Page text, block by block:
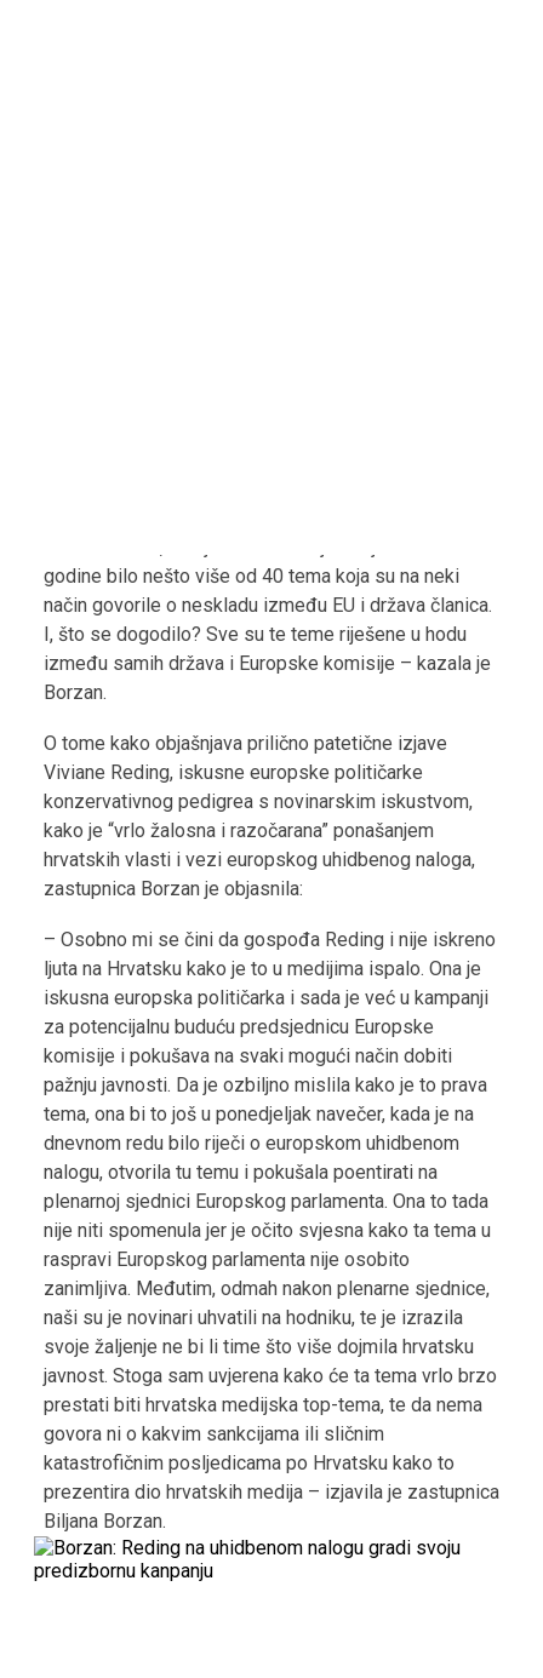
godine bilo nešto više od 40 tema koja su na neki
način govorile o neskladu između EU i država članica.
I, što se dogodilo? Sve su te teme riješene u hodu
između samih država i Europske komisije – kazala je
Borzan.
O tome kako objašnjava prilično patetične izjave
Viviane Reding, iskusne europske političarke
konzervativnog pedigrea s novinarskim iskustvom,
kako je “vrlo žalosna i razočarana” ponašanjem
hrvatskih vlasti i vezi europskog uhidbenog naloga,
zastupnica Borzan je objasnila:
– Osobno mi se čini da gospođa Reding i nije iskreno
ljuta na Hrvatsku kako je to u medijima ispalo. Ona je
iskusna europska političarka i sada je već u kampanji
za potencijalnu buduću predsjednicu Europske
komisije i pokušava na svaki mogući način dobiti
pažnju javnosti. Da je ozbiljno mislila kako je to prava
tema, ona bi to još u ponedjeljak navečer, kada je na
dnevnom redu bilo riječi o europskom uhidbenom
nalogu, otvorila tu temu i pokušala poentirati na
plenarnoj sjednici Europskog parlamenta. Ona to tada
nije niti spomenula jer je očito svjesna kako ta tema u
raspravi Europskog parlamenta nije osobito
zanimljiva. Međutim, odmah nakon plenarne sjednice,
naši su je novinari uhvatili na hodniku, te je izrazila
svoje žaljenje ne bi li time što više dojmila hrvatsku
javnost. Stoga sam uvjerena kako će ta tema vrlo brzo
prestati biti hrvatska medijska top-tema, te da nema
govora ni o kakvim sankcijama ili sličnim
katastrofičnim posljedicama po Hrvatsku kako to
prezentira dio hrvatskih medija – izjavila je zastupnica
Biljana Borzan.